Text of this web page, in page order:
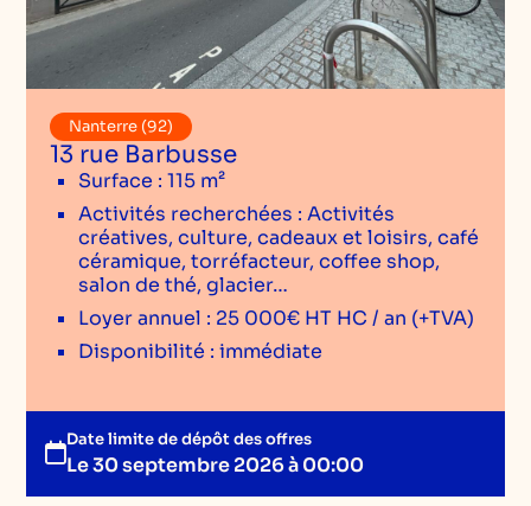
Nanterre (92)
13 rue Barbusse
Surface : 115 m²
Activités recherchées : Activités
créatives, culture, cadeaux et loisirs, café
céramique, torréfacteur, coffee shop,
salon de thé, glacier…
Loyer annuel : 25 000€ HT HC / an (+TVA)
Disponibilité : immédiate
Date limite de dépôt des offres
Le 30 septembre 2026 à 00:00